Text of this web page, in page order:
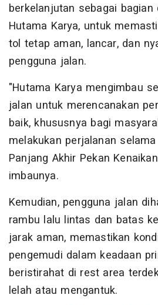
berkelanjutan sebagai
Hutama Karya, untuk
tol tetap aman, lancar, dan
pengguna jalan.
"Hutama Karya mengimbau
jalan untuk merencanakan
baik, khususnya bagi
melakukan perjalanan
Panjang Akhir Pekan
imbaunya.
Kemudian, pengguna jalan
rambu lalu lintas dan batas
jarak aman, memastikan
pengemudi dalam keadaan
beristirahat di rest area
lelah atau mengantuk.